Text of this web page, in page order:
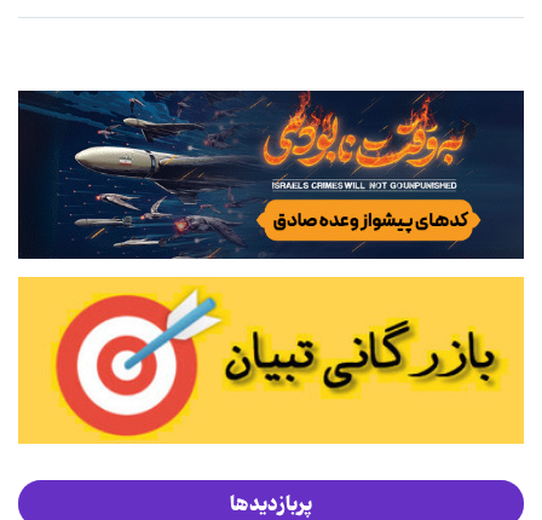
پربازدیدها